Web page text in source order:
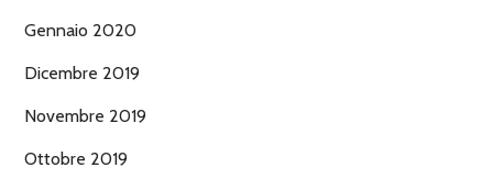
Gennaio 2020
Dicembre 2019
Novembre 2019
Ottobre 2019